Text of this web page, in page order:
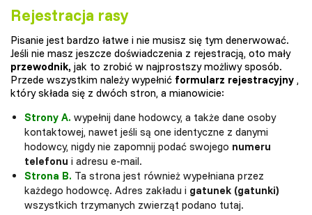
Rejestracja rasy
Pisanie jest bardzo łatwe i nie musisz się tym denerwować.
Jeśli nie masz jeszcze doświadczenia z rejestracją, oto mały
przewodnik, jak to zrobić w najprostszy możliwy sposób.
Przede wszystkim należy wypełnić formularz rejestracyjny ,
który składa się z dwóch stron, a mianowicie:
Strony A. wypełnij dane hodowcy, a także dane osoby
kontaktowej, nawet jeśli są one identyczne z danymi
hodowcy, nigdy nie zapomnij podać swojego numeru
telefonu i adresu e-mail.
Strona B. Ta strona jest również wypełniana przez
każdego hodowcę. Adres zakładu i gatunek (gatunki)
wszystkich trzymanych zwierząt podano tutaj.